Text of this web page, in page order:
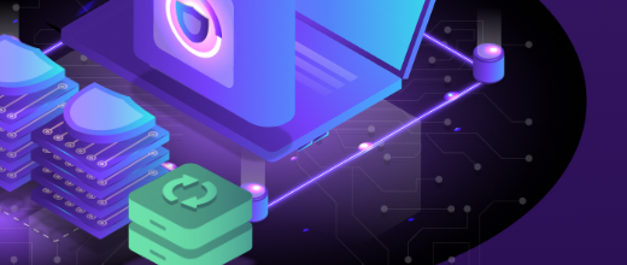
VNDC 24
4GViettel
20.000đ/Ngày